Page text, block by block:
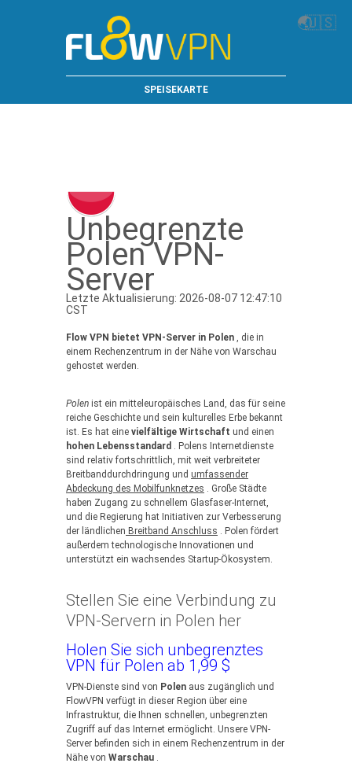
🌏🇺🇸
SPEISEKARTE
Unbegrenzte
Polen VPN-
Server
Letzte Aktualisierung: 2026-08-07 12:47:10
CST
Flow VPN bietet VPN-Server in Polen , die in
einem Rechenzentrum in der Nähe von Warschau
gehostet werden.
Polen ist ein mitteleuropäisches Land, das für seine
reiche Geschichte und sein kulturelles Erbe bekannt
ist. Es hat eine vielfältige Wirtschaft und einen
hohen Lebensstandard . Polens Internetdienste
sind relativ fortschrittlich, mit weit verbreiteter
Breitbanddurchdringung und umfassender
Abdeckung des Mobilfunknetzes . Große Städte
haben Zugang zu schnellem Glasfaser-Internet,
und die Regierung hat Initiativen zur Verbesserung
der ländlichen Breitband Anschluss . Polen fördert
außerdem technologische Innovationen und
unterstützt ein wachsendes Startup-Ökosystem.
Stellen Sie eine Verbindung zu
VPN-Servern in Polen her
Holen Sie sich unbegrenztes
VPN für Polen ab 1,99 $
VPN-Dienste sind von Polen aus zugänglich und
FlowVPN verfügt in dieser Region über eine
Infrastruktur, die Ihnen schnellen, unbegrenzten
Zugriff auf das Internet ermöglicht. Unsere VPN-
Server befinden sich in einem Rechenzentrum in der
Nähe von Warschau .